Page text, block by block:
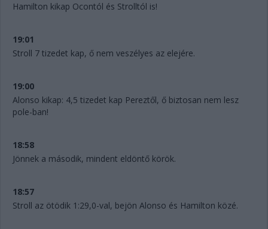
Hamilton kikap Ocontól és Strolltól is!
19:01
Stroll 7 tizedet kap, ő nem veszélyes az elejére.
19:00
Alonso kikap: 4,5 tizedet kap Pereztől, ő biztosan nem lesz
pole-ban!
18:58
Jönnek a második, mindent eldöntő körök.
18:57
Stroll az ötödik 1:29,0-val, bejön Alonso és Hamilton közé.